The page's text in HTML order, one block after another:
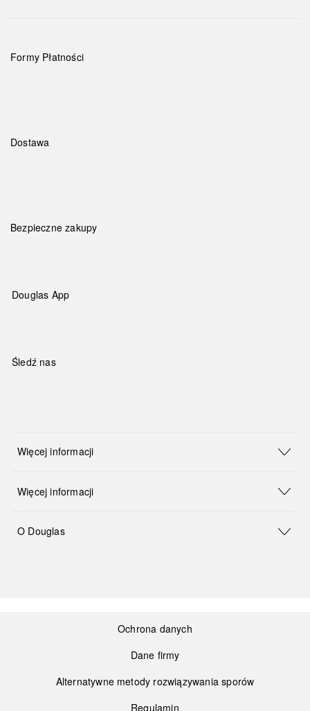
Formy Płatności
Dostawa
Bezpieczne zakupy
Douglas App
Śledź nas
Więcej informacji
Więcej informacji
O Douglas
Ochrona danych
Dane firmy
Alternatywne metody rozwiązywania sporów
Regulamin